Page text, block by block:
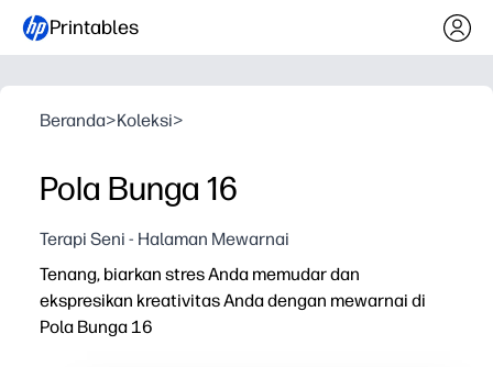
Printables
Beranda>Koleksi>
Pola Bunga 16
Terapi Seni - Halaman Mewarnai
Tenang, biarkan stres Anda memudar dan
ekspresikan kreativitas Anda dengan mewarnai di
Pola Bunga 16